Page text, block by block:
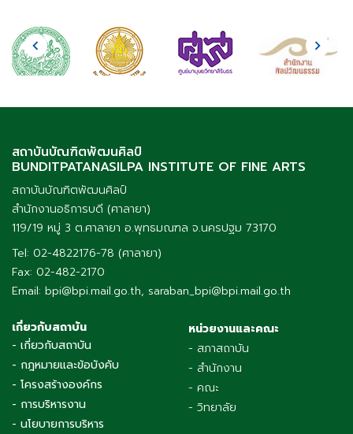
สถาบันบัณฑิตพัฒนศิลป์
BUNDITPATANASILPA INSTITUTE OF FINE ARTS
สถาบันบัณฑิตพัฒนศิลป์
สำนักงานอธิการบดี (ศาลายา)
119/19 หมู่ 3 ต.ศาลายา อ.พุทธมณฑล จ.นครปฐม 73170
Tel: 02-4822176-78 (ศาลายา)
Fax: 02-482-2170
Email: bpi@bpi.mail.go.th, saraban_bpi@bpi.mail.go.th
เกี่ยวกับสถาบัน
- เกี่ยวกับสถาบัน
- กฎหมายและข้อบังคับ
- โครงสร้างองค์กร
- การบริหารงาน
- นโยบายการบริหาร
หน่วยงานและคณะ
- สภาสถาบัน
- สำนักงาน
- คณะ
- วิทยาลัย